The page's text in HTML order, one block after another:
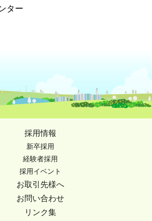
ター
採用情報
新卒採用
経験者採用
採用イベント
お取引先様へ
お問い合わせ
リンク集